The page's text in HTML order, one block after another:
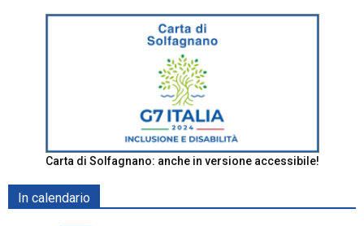
Carta di Solfagnano: anche in versione accessibile!
In calendario